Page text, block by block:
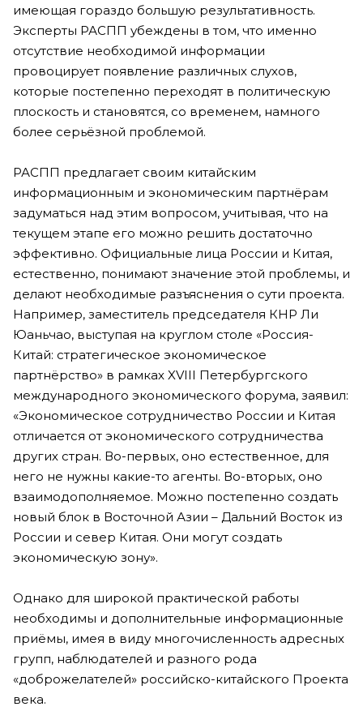
имеющая гораздо большую результативность.
Эксперты РАСПП убеждены в том, что именно
отсутствие необходимой информации
провоцирует появление различных слухов,
которые постепенно переходят в политическую
плоскость и становятся, со временем, намного
более серьёзной проблемой.
РАСПП предлагает своим китайским
информационным и экономическим партнёрам
задуматься над этим вопросом, учитывая, что на
текущем этапе его можно решить достаточно
эффективно. Официальные лица России и Китая,
естественно, понимают значение этой проблемы, и
делают необходимые разъяснения о сути проекта.
Например, заместитель председателя КНР Ли
Юаньчао, выступая на круглом столе «Россия-
Китай: стратегическое экономическое
партнёрство» в рамках XVIII Петербургского
международного экономического форума, заявил:
«Экономическое сотрудничество России и Китая
отличается от экономического сотрудничества
других стран. Во-первых, оно естественное, для
него не нужны какие-то агенты. Во-вторых, оно
взаимодополняемое. Можно постепенно создать
новый блок в Восточной Азии – Дальний Восток из
России и север Китая. Они могут создать
экономическую зону».
Однако для широкой практической работы
необходимы и дополнительные информационные
приёмы, имея в виду многочисленность адресных
групп, наблюдателей и разного рода
«доброжелателей» российско-китайского Проекта
века.